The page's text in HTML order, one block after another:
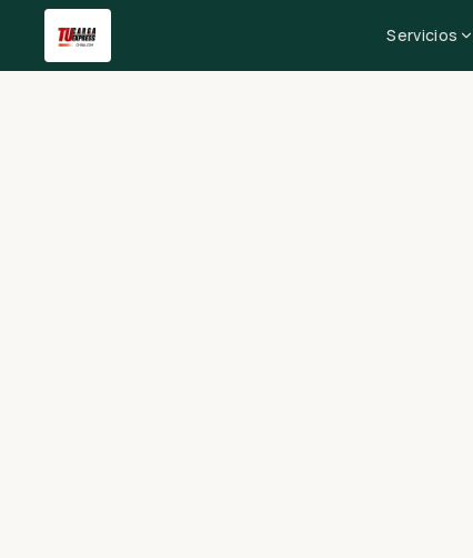
Servicios